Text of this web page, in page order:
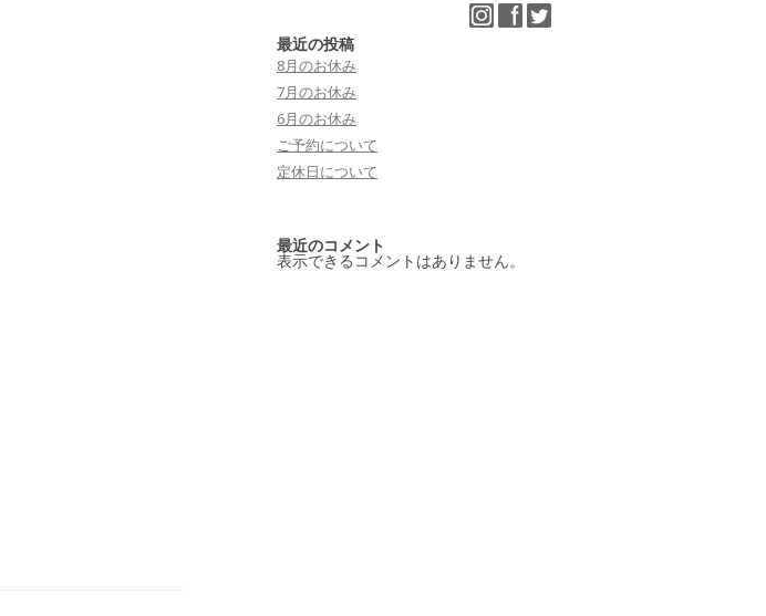
最近の投稿
8月のお休み
7月のお休み
6月のお休み
ご予約について
定休日について
最近のコメント
表示できるコメントはありません。